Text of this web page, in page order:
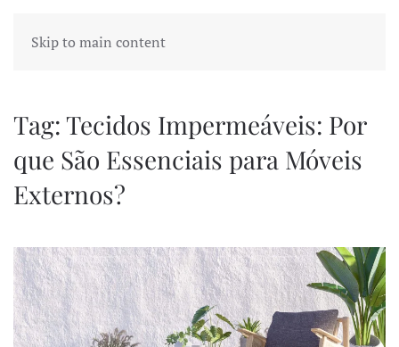
Skip to main content
Tag:Tecidos Impermeáveis: Por
que São Essenciais para Móveis
Externos?